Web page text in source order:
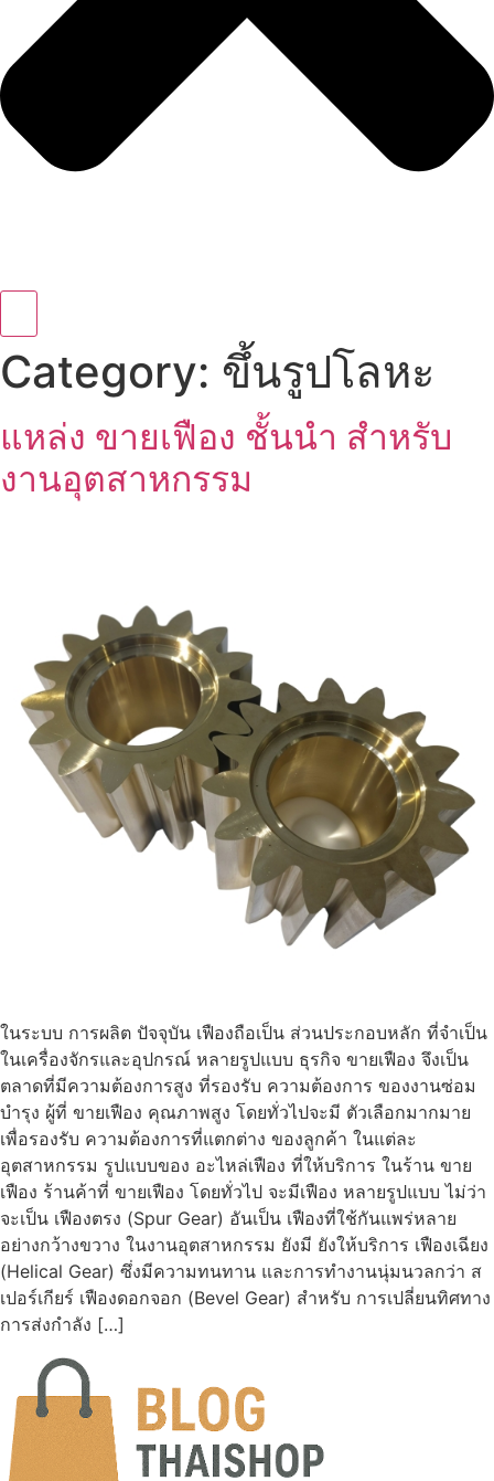
Category: ขึ้นรูปโลหะ
แหล่ง ขายเฟือง ชั้นนำ สำหรับ
งานอุตสาหกรรม
ในระบบ การผลิต ปัจจุบัน เฟืองถือเป็น ส่วนประกอบหลัก ที่จำเป็น
ในเครื่องจักรและอุปกรณ์ หลายรูปแบบ ธุรกิจ ขายเฟือง จึงเป็น
ตลาดที่มีความต้องการสูง ที่รองรับ ความต้องการ ของงานซ่อม
บำรุง ผู้ที่ ขายเฟือง คุณภาพสูง โดยทั่วไปจะมี ตัวเลือกมากมาย
เพื่อรองรับ ความต้องการที่แตกต่าง ของลูกค้า ในแต่ละ
อุตสาหกรรม รูปแบบของ อะไหล่เฟือง ที่ให้บริการ ในร้าน ขาย
เฟือง ร้านค้าที่ ขายเฟือง โดยทั่วไป จะมีเฟือง หลายรูปแบบ ไม่ว่า
จะเป็น เฟืองตรง (Spur Gear) อันเป็น เฟืองที่ใช้กันแพร่หลาย
อย่างกว้างขวาง ในงานอุตสาหกรรม ยังมี ยังให้บริการ เฟืองเฉียง
(Helical Gear) ซึ่งมีความทนทาน และการทำงานนุ่มนวลกว่า ส
เปอร์เกียร์ เฟืองดอกจอก (Bevel Gear) สำหรับ การเปลี่ยนทิศทาง
การส่งกำลัง […]